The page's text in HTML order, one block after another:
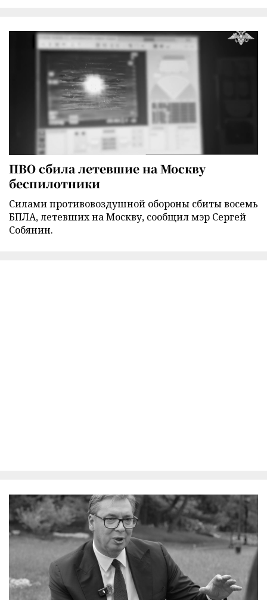
ПВО сбила летевшие на Москву
беспилотники
Силами противовоздушной обороны сбиты восемь
БПЛА, летевших на Москву, сообщил мэр Сергей
Собянин.